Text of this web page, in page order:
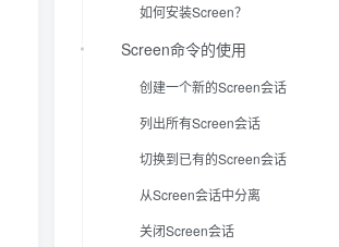
如何安装Screen？
Screen命令的使用
创建一个新的Screen会话
列出所有Screen会话
切换到已有的Screen会话
从Screen会话中分离
关闭Screen会话